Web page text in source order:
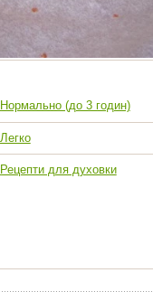
Нормально (до 3 годин)
Легко
Рецепти для духовки